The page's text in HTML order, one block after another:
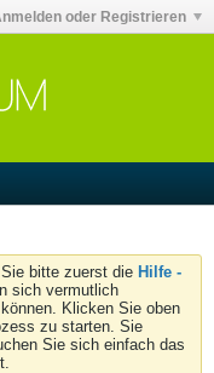
oder Registrieren
bitte zuerst die Hilfe -
sich vermutlich
Klicken Sie oben
zu starten. Sie
Sie sich einfach das